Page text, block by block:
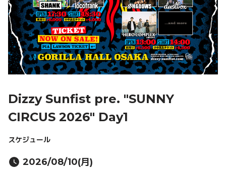
Dizzy Sunfist pre. "SUNNY
CIRCUS 2026" Day1
スケジュール
2026/08/10(月)